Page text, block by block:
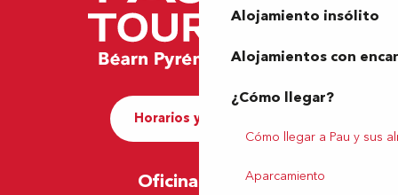
Alojamiento insólito
Alojamientos con
¿Cómo llegar?
Cómo llegar a Pau y sus
Aparcamiento
Horarios y contacto
Oficina de Pau